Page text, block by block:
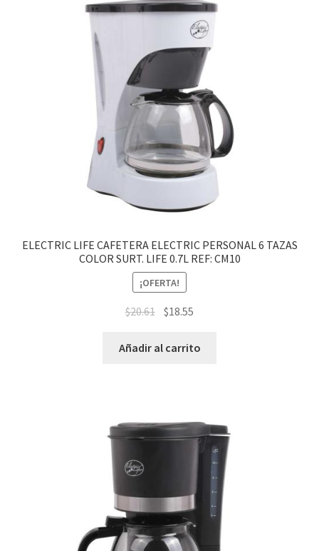
ELECTRIC LIFE CAFETERA ELECTRIC PERSONAL 6 TAZAS
COLOR SURT. LIFE 0.7L REF: CM10
¡OFERTA!
$20.61 $18.55
Añadir al carrito